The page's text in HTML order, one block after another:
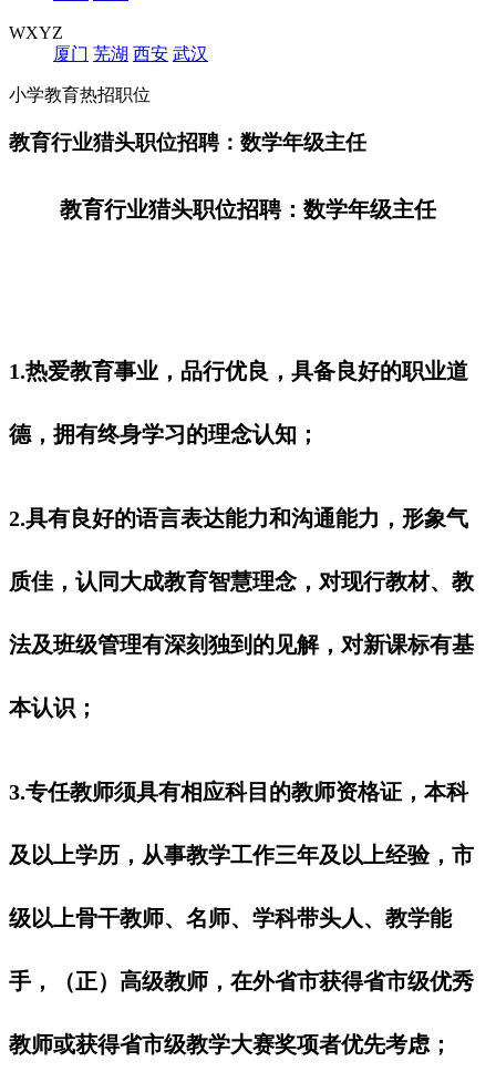
WXYZ
厦门 芜湖 西安 武汉
小学教育热招职位
教育行业猎头职位招聘：数学年级主任
教育行业猎头职位招聘：数学年级主任
1.热爱教育事业，品行优良，具备良好的职业道
德，拥有终身学习的理念认知；
2.具有良好的语言表达能力和沟通能力，形象气
质佳，认同大成教育智慧理念，对现行教材、教
法及班级管理有深刻独到的见解，对新课标有基
本认识；
3.专任教师须具有相应科目的教师资格证，本科
及以上学历，从事教学工作三年及以上经验，市
级以上骨干教师、名师、学科带头人、教学能
手，（正）高级教师，在外省市获得省市级优秀
教师或获得省市级教学大赛奖项者优先考虑；